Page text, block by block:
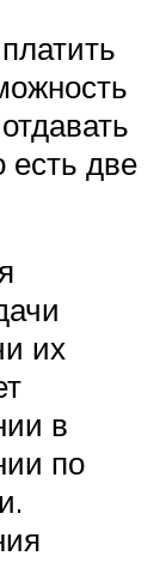
есть две
их
в
по